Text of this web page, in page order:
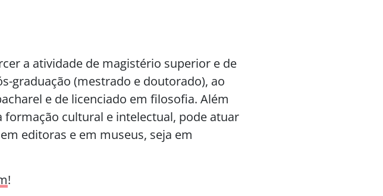
a atividade de magistério superior e de
graduação (mestrado e doutorado), ao
e de licenciado em filosofia. Além
cultural e intelectual, pode atuar
editoras e em museus, seja em
!